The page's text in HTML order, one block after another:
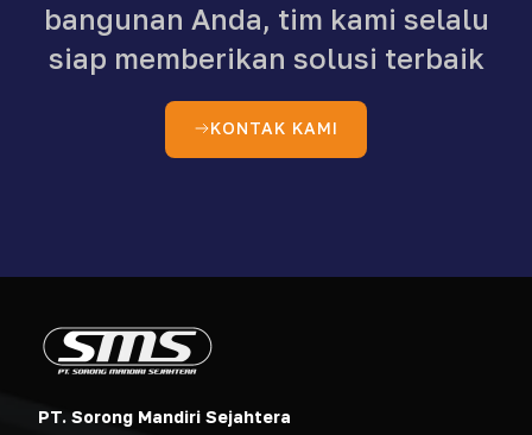
bangunan Anda, tim kami selalu
siap memberikan solusi terbaik
KONTAK KAMI
PT. Sorong Mandiri Sejahtera